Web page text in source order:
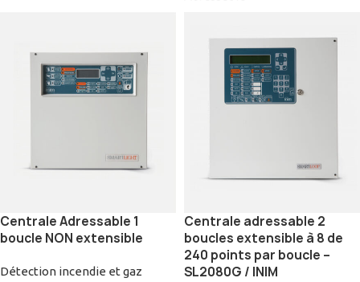
Centrale Adressable 1
boucle NON extensible
Détection incendie et gaz
Centrale adressable 2
boucles extensible à 8 de
240 points par boucle –
SL2080G / INIM